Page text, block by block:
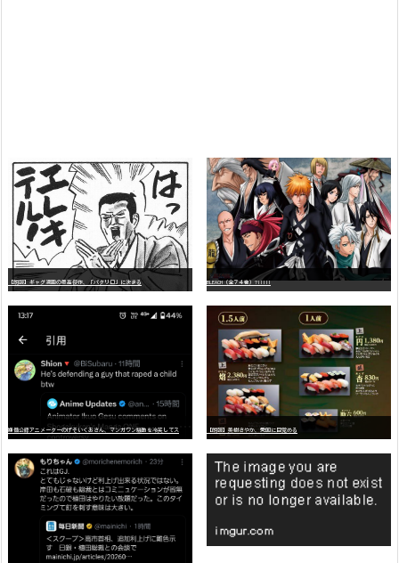
【朗報】ギャグ漫画の最高傑作、「パタリロ」に決まる BLEACH（全７４巻）?!!!!!
【朗報】美樹さやか、愛国に目覚める